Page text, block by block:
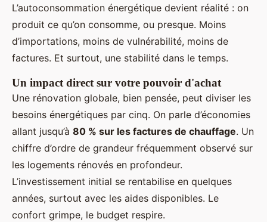
L’autoconsommation énergétique devient réalité : on
produit ce qu’on consomme, ou presque. Moins
d’importations, moins de vulnérabilité, moins de
factures. Et surtout, une stabilité dans le temps.
Un impact direct sur votre pouvoir d'achat
Une rénovation globale, bien pensée, peut diviser les
besoins énergétiques par cinq. On parle d’économies
allant jusqu’à 80 % sur les factures de chauffage. Un
chiffre d’ordre de grandeur fréquemment observé sur
les logements rénovés en profondeur.
L’investissement initial se rentabilise en quelques
années, surtout avec les aides disponibles. Le
confort grimpe, le budget respire.